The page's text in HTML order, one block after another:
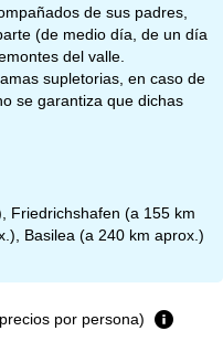
de sus padres,
(de medio día, de un día
del valle.
supletorias, en caso de
se garantiza que dichas
Friedrichshafen (a 155 km
Basilea (a 240 km aprox.)
por persona)